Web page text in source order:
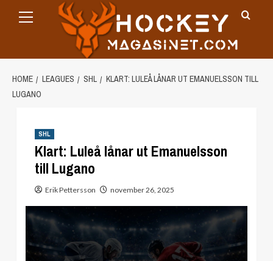
Menu
HOME LEAGUES SHL
KLART: LULEÅ LÅNAR UT EMANUELSSON TILL
LUGANO
SHL
Klart: Luleå lånar ut Emanuelsson
till Lugano
Erik Pettersson november 26, 2025